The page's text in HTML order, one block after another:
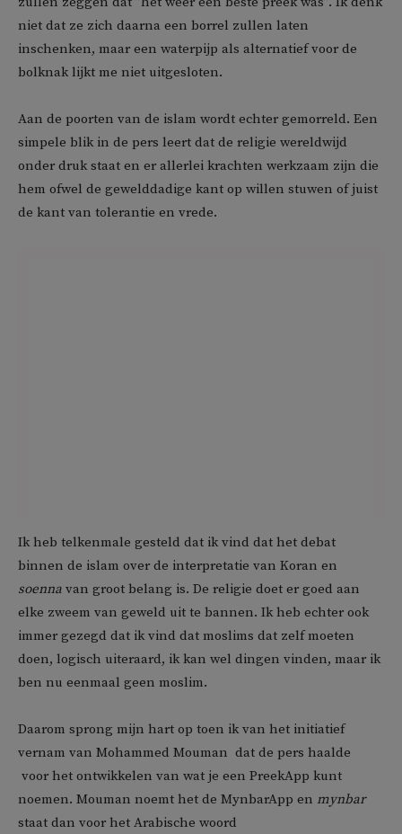
niet dat ze zich daarna een borrel zullen laten
inschenken, maar een waterpijp als alternatief voor de
bolknak lijkt me niet uitgesloten.
Aan de poorten van de islam wordt echter gemorreld. Een
simpele blik in de pers leert dat de religie wereldwijd
onder druk staat en er allerlei krachten werkzaam zijn die
hem ofwel de gewelddadige kant op willen stuwen of juist
de kant van tolerantie en vrede.
Ik heb telkenmale gesteld dat ik vind dat het debat
binnen de islam over de interpretatie van Koran en
soenna van groot belang is. De religie doet er goed aan
elke zweem van geweld uit te bannen. Ik heb echter ook
immer gezegd dat ik vind dat moslims dat zelf moeten
doen, logisch uiteraard, ik kan wel dingen vinden, maar ik
ben nu eenmaal geen moslim.
Daarom sprong mijn hart op toen ik van het initiatief
vernam van Mohammed Mouman  dat de pers haalde
 voor het ontwikkelen van wat je een PreekApp kunt
noemen. Mouman noemt het de MynbarApp en mynbar
staat dan voor het Arabische woord